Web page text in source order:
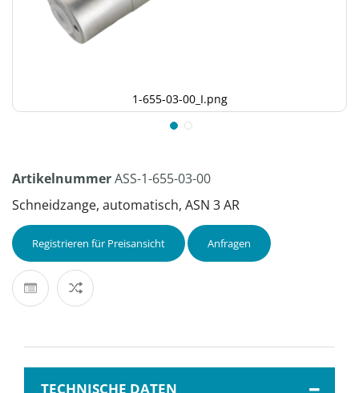
1-655-03-00_I.png
ArtikelnummerASS-1-655-03-00
Schneidzange, automatisch, ASN 3 AR
Registrieren für Preisansicht Anfragen
TECHNISCHE DATEN